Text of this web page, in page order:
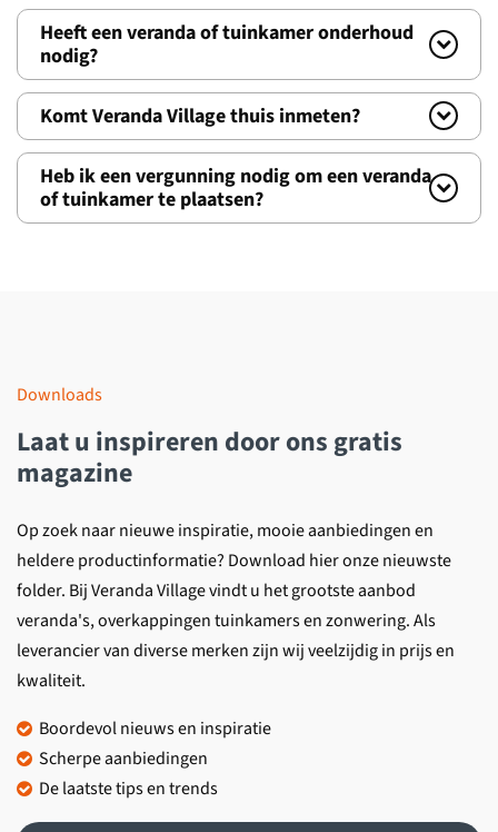
Heeft een veranda of tuinkamer onderhoud
nodig?
Komt Veranda Village thuis inmeten?
Heb ik een vergunning nodig om een veranda
of tuinkamer te plaatsen?
Downloads
Laat u inspireren door ons gratis
magazine
Op zoek naar nieuwe inspiratie, mooie aanbiedingen en
heldere productinformatie? Download hier onze nieuwste
folder. Bij Veranda Village vindt u het grootste aanbod
veranda's, overkappingen tuinkamers en zonwering. Als
leverancier van diverse merken zijn wij veelzijdig in prijs en
kwaliteit.
Boordevol nieuws en inspiratie
Scherpe aanbiedingen
De laatste tips en trends